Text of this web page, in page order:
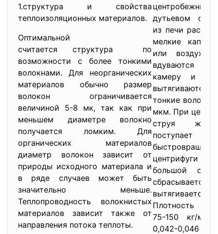
1.структура и свойства
теплоизоляционных материалов.
Оптимальной
считается структура по
возможности с более тонкими
волокнами. Для неорганических
материалов обычно размер
волокон ограничивается
величиной 5-8 мк, так как при
меньшем диаметре волокно
получается ломким. Для
органических материалов
диаметр волокон зависит от
природы исходного материала и
в ряде случаев может быть
значительно меньше.
Теплопроводность волокнистых
материалов зависит также от
направления потока теплоты.
дутьевом
из печи
мелкие
или воздуха,
вдуваются
камеру и в
тонкие
мкм. При
струя
центрифуги и
большой
Плотность
75-150 кг/м
0,042-0,046